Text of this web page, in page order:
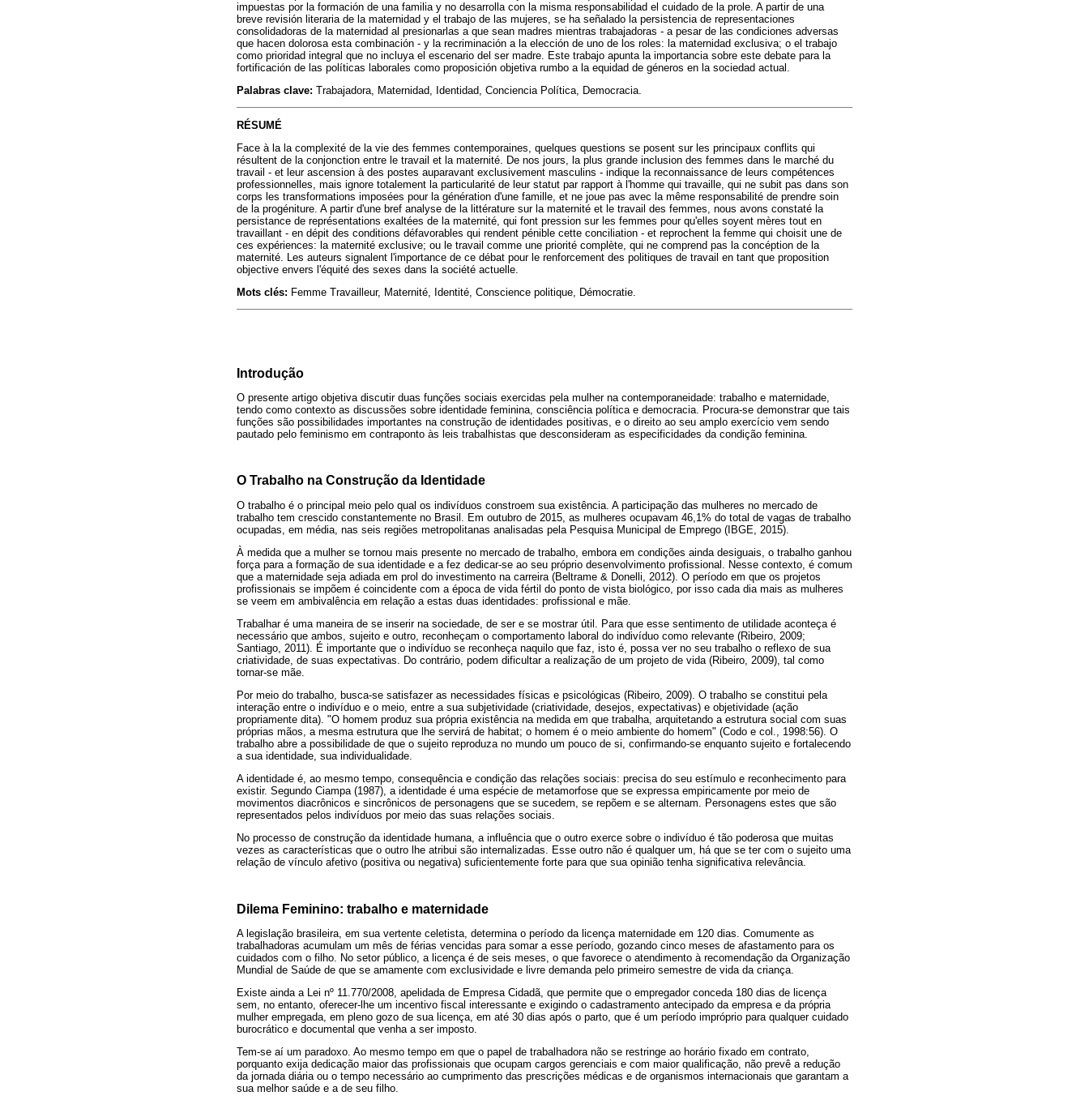
impuestas por la formación de una familia y no desarrolla con la misma responsabilidad el cuidado de la prole. A partir de una
breve revisión literaria de la maternidad y el trabajo de las mujeres, se ha señalado la persistencia de representaciones
consolidadoras de la maternidad al presionarlas a que sean madres mientras trabajadoras - a pesar de las condiciones adversas
que hacen dolorosa esta combinación - y la recriminación a la elección de uno de los roles: la maternidad exclusiva; o el trabajo
como prioridad integral que no incluya el escenario del ser madre. Este trabajo apunta la importancia sobre este debate para la
fortificación de las políticas laborales como proposición objetiva rumbo a la equidad de géneros en la sociedad actual.
Palabras clave: Trabajadora, Maternidad, Identidad, Conciencia Política, Democracia.
RÉSUMÉ
Face à la la complexité de la vie des femmes contemporaines, quelques questions se posent sur les principaux conflits qui
résultent de la conjonction entre le travail et la maternité. De nos jours, la plus grande inclusion des femmes dans le marché du
travail - et leur ascension à des postes auparavant exclusivement masculins - indique la reconnaissance de leurs compétences
professionnelles, mais ignore totalement la particularité de leur statut par rapport à l'homme qui travaille, qui ne subit pas dans son
corps les transformations imposées pour la génération d'une famille, et ne joue pas avec la même responsabilité de prendre soin
de la progéniture. A partir d'une bref analyse de la littérature sur la maternité et le travail des femmes, nous avons constaté la
persistance de représentations exaltées de la maternité, qui font pression sur les femmes pour qu'elles soyent mères tout en
travaillant - en dépit des conditions défavorables qui rendent pénible cette conciliation - et reprochent la femme qui choisit une de
ces expériences: la maternité exclusive; ou le travail comme une priorité complète, qui ne comprend pas la concéption de la
maternité. Les auteurs signalent l'importance de ce débat pour le renforcement des politiques de travail en tant que proposition
objective envers l'équité des sexes dans la société actuelle.
Mots clés: Femme Travailleur, Maternité, Identité, Conscience politique, Démocratie.
Introdução
O presente artigo objetiva discutir duas funções sociais exercidas pela mulher na contemporaneidade: trabalho e maternidade,
tendo como contexto as discussões sobre identidade feminina, consciência política e democracia. Procura-se demonstrar que tais
funções são possibilidades importantes na construção de identidades positivas, e o direito ao seu amplo exercício vem sendo
pautado pelo feminismo em contraponto às leis trabalhistas que desconsideram as especificidades da condição feminina.
O Trabalho na Construção da Identidade
O trabalho é o principal meio pelo qual os indivíduos constroem sua existência. A participação das mulheres no mercado de
trabalho tem crescido constantemente no Brasil. Em outubro de 2015, as mulheres ocupavam 46,1% do total de vagas de trabalho
ocupadas, em média, nas seis regiões metropolitanas analisadas pela Pesquisa Municipal de Emprego (IBGE, 2015).
À medida que a mulher se tornou mais presente no mercado de trabalho, embora em condições ainda desiguais, o trabalho ganhou
força para a formação de sua identidade e a fez dedicar-se ao seu próprio desenvolvimento profissional. Nesse contexto, é comum
que a maternidade seja adiada em prol do investimento na carreira (Beltrame & Donelli, 2012). O período em que os projetos
profissionais se impõem é coincidente com a época de vida fértil do ponto de vista biológico, por isso cada dia mais as mulheres
se veem em ambivalência em relação a estas duas identidades: profissional e mãe.
Trabalhar é uma maneira de se inserir na sociedade, de ser e se mostrar útil. Para que esse sentimento de utilidade aconteça é
necessário que ambos, sujeito e outro, reconheçam o comportamento laboral do indivíduo como relevante (Ribeiro, 2009;
Santiago, 2011). É importante que o indivíduo se reconheça naquilo que faz, isto é, possa ver no seu trabalho o reflexo de sua
criatividade, de suas expectativas. Do contrário, podem dificultar a realização de um projeto de vida (Ribeiro, 2009), tal como
tornar-se mãe.
Por meio do trabalho, busca-se satisfazer as necessidades físicas e psicológicas (Ribeiro, 2009). O trabalho se constitui pela
interação entre o indivíduo e o meio, entre a sua subjetividade (criatividade, desejos, expectativas) e objetividade (ação
propriamente dita). "O homem produz sua própria existência na medida em que trabalha, arquitetando a estrutura social com suas
próprias mãos, a mesma estrutura que lhe servirá de habitat; o homem é o meio ambiente do homem" (Codo e col., 1998:56). O
trabalho abre a possibilidade de que o sujeito reproduza no mundo um pouco de si, confirmando-se enquanto sujeito e fortalecendo
a sua identidade, sua individualidade.
A identidade é, ao mesmo tempo, consequência e condição das relações sociais: precisa do seu estímulo e reconhecimento para
existir. Segundo Ciampa (1987), a identidade é uma espécie de metamorfose que se expressa empiricamente por meio de
movimentos diacrônicos e sincrônicos de personagens que se sucedem, se repõem e se alternam. Personagens estes que são
representados pelos indivíduos por meio das suas relações sociais.
No processo de construção da identidade humana, a influência que o outro exerce sobre o indivíduo é tão poderosa que muitas
vezes as características que o outro lhe atribui são internalizadas. Esse outro não é qualquer um, há que se ter com o sujeito uma
relação de vínculo afetivo (positiva ou negativa) suficientemente forte para que sua opinião tenha significativa relevância.
Dilema Feminino: trabalho e maternidade
A legislação brasileira, em sua vertente celetista, determina o período da licença maternidade em 120 dias. Comumente as
trabalhadoras acumulam um mês de férias vencidas para somar a esse período, gozando cinco meses de afastamento para os
cuidados com o filho. No setor público, a licença é de seis meses, o que favorece o atendimento à recomendação da Organização
Mundial de Saúde de que se amamente com exclusividade e livre demanda pelo primeiro semestre de vida da criança.
Existe ainda a Lei nº 11.770/2008, apelidada de Empresa Cidadã, que permite que o empregador conceda 180 dias de licença
sem, no entanto, oferecer-lhe um incentivo fiscal interessante e exigindo o cadastramento antecipado da empresa e da própria
mulher empregada, em pleno gozo de sua licença, em até 30 dias após o parto, que é um período impróprio para qualquer cuidado
burocrático e documental que venha a ser imposto.
Tem-se aí um paradoxo. Ao mesmo tempo em que o papel de trabalhadora não se restringe ao horário fixado em contrato,
porquanto exija dedicação maior das profissionais que ocupam cargos gerenciais e com maior qualificação, não prevê a redução
da jornada diária ou o tempo necessário ao cumprimento das prescrições médicas e de organismos internacionais que garantam a
sua melhor saúde e a de seu filho.